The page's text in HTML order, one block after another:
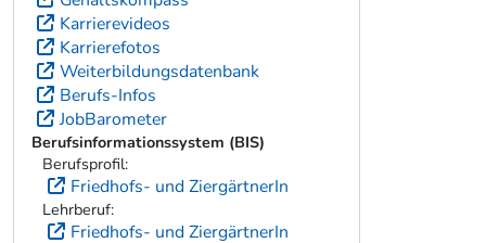
Weiterführende Informationen
Karrierekompass
Ausbildungskompass
Gehaltskompass
Karrierevideos
Karrierefotos
Weiterbildungsdatenbank
Berufs-Infos
JobBarometer